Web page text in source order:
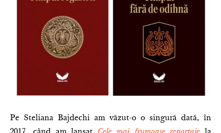
Pe Steliana Bajdechi am văzut-o o singură dată, în